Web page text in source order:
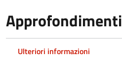
Approfondimenti
Ulteriori informazioni